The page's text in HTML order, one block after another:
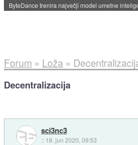
Spletne strani začele streči oglase za agente
Forum » Loža»
Decentralizacija
sci3nc3
:: 18. jun 2020, 09:53